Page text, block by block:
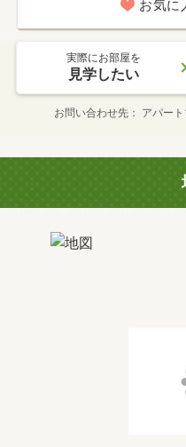
お気に
実際にお部屋を
見学したい
お問い合わせ先 アパー